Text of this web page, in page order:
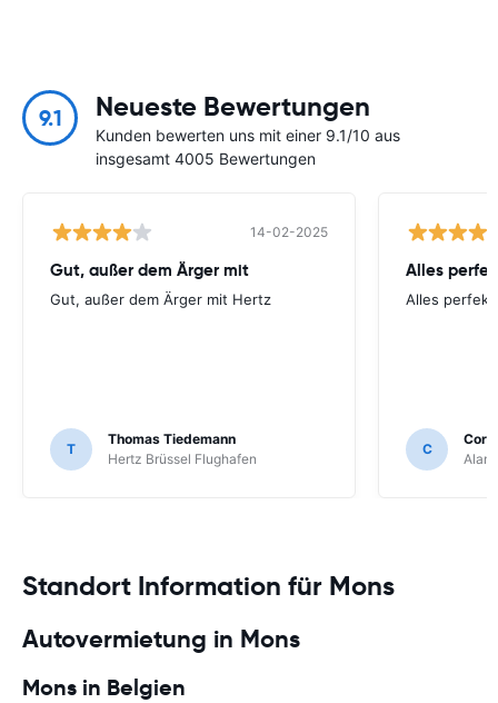
9.1 Neueste Bewertungen
Kunden bewerten uns mit einer 9.1/10 aus
insgesamt 4005 Bewertungen
14-02-2025
Gut, außer dem Ärger mit
Gut, außer dem Ärger mit Hertz
T
Thomas Tiedemann
Hertz Brüssel Flughafen
Alles
Alles
C
Standort Information für Mons
Autovermietung in Mons
Mons in Belgien